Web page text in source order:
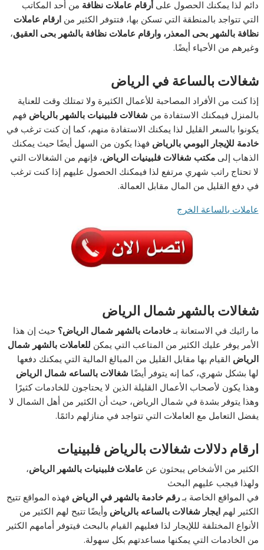
دائم لذا يمكنك الحصول علىأرقام عاملات نظافة من أحد المكاتب
التي تتواجد بالمنطقة التي تسكن بها، فتتوفر الكثير منارقام عاملات
نظافة بالشهر بحى المعذر، وارقام عاملات نظافة بالشهر بحى العقيق،
وغيرهم من الأحياء أيضًا.
شغالات بالساعة في الرياض
إذا كنت من الأفراد المصاحبة للأعمال الكثيرة ولا تمتلك وقت للعناية
بالمنزل فيمكنك الاستفادة من شغالات فلبينيات بالشهر بالرياض فهم
يكونوا بالسعر القليل لذا يمكنك الاستفادة منهم، كما إن كنت ترغب في
خادمة للإيجار اليومي بالرياض فهذا يكون من السهل أيضًا حيث يمكنك
الذهاب إلىمكتب شغالات فلبينيات الرياض، فإنهم من الشغالات التي
لا تحتاج راتب شهري مرتفع لذا فيمكنك الحصول عليهم إذا كنت ترغب
في دفع القليل من المال مقابل العمالة.
عاملات بالساعة الخرج
شغالات بالشهر شمال الرياض
ما رائيك في الاستعانة بـخادمات بالشهر شمال الرياض؟ حيث إن هذا
الأمر يوفر عليك الكثير من المتاعب التي يمكن للعاملات بالشهر شمال
الرياض القيام بها مقابل القليل من المبالغ المالية التي يمكنك دفعها
لها بشكل شهري، كما إنه يتوفر أيضًا شغالات بالساعه شمال الرياض
وهذا يكون لأصحاب الأعمال القليلة الذين لا يحتاجون للخادمات كثيرًا
وهذا يتوفر بشدة في شمال الرياض، حيث أن الكثير من أهل الشمال لا
يفضل التعامل مع العاملات التي تتواجد في منازلهم دائمًا.
ارقام دلالات شغالات بالرياض فلبينيات
الكثير من الأشخاص يبحثون عن عاملات فلبينيات بالشهر الرياض،
ولهذا فيجب عليهم البحث
في المواقع الخاصة بـرقم خادمة بالشهر في الرياض فهذه المواقع تتيح
الكثير لهمايجار شغالات بالساعه بالرياض وأيضًا تتيح لهم الكثير من
الأنواع المختلفة لللإيجار لذا فعليهم القيام بالبحث فيتوفر أمامهم الكثير
من الخادمات التي يمكنها مساعدتهم بكل سهولة.